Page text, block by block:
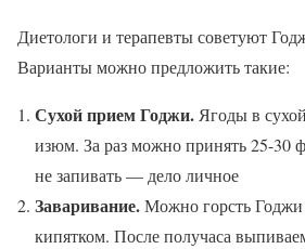
Диетологи и терапевты советуют
Варианты можно предложить такие:
Сухой прием Годжи.Ягоды в
изюм. За раз можно принять 25-30
не запивать — дело личное
Заваривание.Можно горсть Годжи
кипятком. После получаса